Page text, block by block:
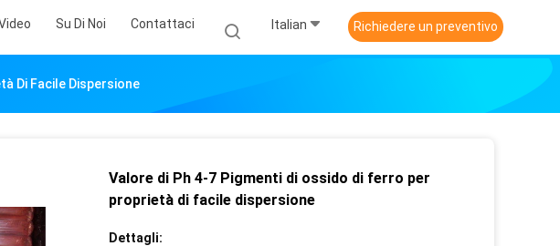
Su Di Noi Contattaci Italian Richiedere un preventivo
Di Facile Dispersione
Valore di Ph 4-7 Pigmenti di ossido di ferro per
proprietà di facile dispersione
Dettagli: